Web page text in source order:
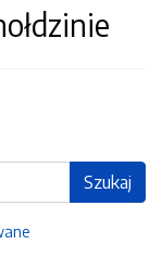
Szukaj